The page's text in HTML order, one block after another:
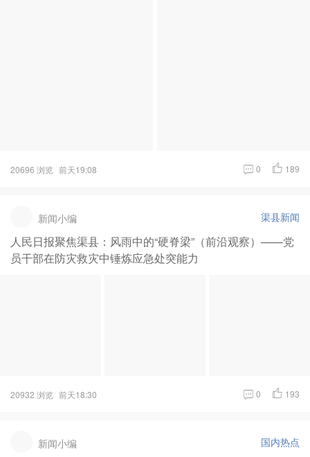
20696 浏览 前天19:08 0 189
新闻小编 渠县新闻
人民日报聚焦渠县：风雨中的“硬脊梁”（前沿观察）——党
员干部在防灾救灾中锤炼应急处突能力
20932 浏览 前天18:30 0 193
新闻小编 国内热点